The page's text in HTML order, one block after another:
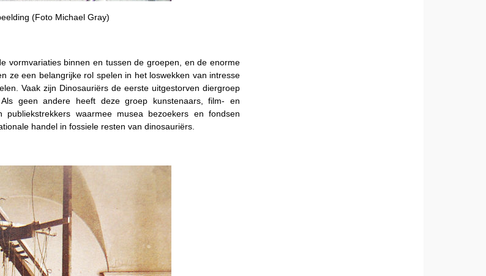
(Foto Michael Gray)
vormvariaties binnen en tussen de groepen, en de enorme
ze een belangrijke rol spelen in het loswekken van intresse
Vaak zijn Dinosauriërs de eerste uitgestorven diergroep
geen andere heeft deze groep kunstenaars, film- en
waarmee musea bezoekers en fondsen
handel in fossiele resten van dinosauriërs.